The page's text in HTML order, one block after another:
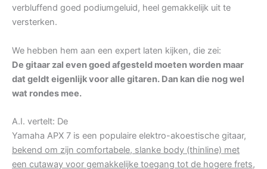
verbluffend goed podiumgeluid, heel gemakkelijk uit te
versterken.
We hebben hem aan een expert laten kijken, die zei:
De gitaar zal even goed afgesteld moeten worden maar
dat geldt eigenlijk voor alle gitaren. Dan kan die nog wel
wat rondes mee.
A.I. vertelt: De
Yamaha APX 7 is een populaire elektro-akoestische gitaar,
bekend om zijn comfortabele, slanke body (thinline) met
een cutaway voor gemakkelijke toegang tot de hogere frets,